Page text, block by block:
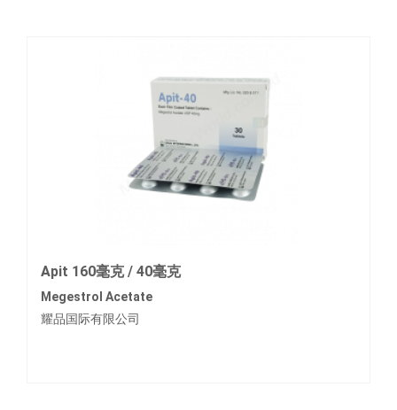
Apit 160毫克 / 40毫克
Megestrol Acetate
耀品国际有限公司